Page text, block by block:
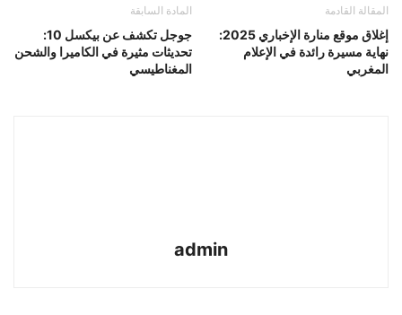
المادة السابقة
جوجل تكشف عن بيكسل 10:
تحديثات مثيرة في الكاميرا والشحن
المغناطيسي
المقالة القادمة
إغلاق موقع منارة الإخباري 2025:
نهاية مسيرة رائدة في الإعلام
المغربي
admin